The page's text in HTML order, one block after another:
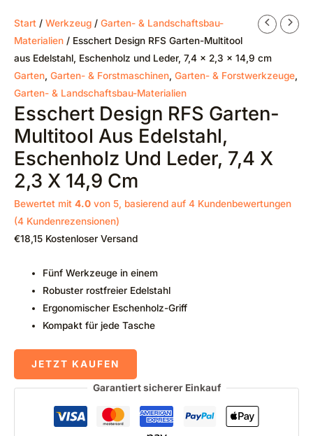
Start / Werkzeug / Garten- & Landschaftsbau-
Materialien / Esschert Design RFS Garten-Multitool
aus Edelstahl, Eschenholz und Leder, 7,4 x 2,3 x 14,9 cm
Garten Garten- & Forstmaschinen Garten- & Forstwerkzeuge
Garten- & Landschaftsbau-Materialien
Esschert Design RFS Garten-
Multitool Aus Edelstahl,
Eschenholz Und Leder, 7,4 X
2,3 X 14,9 Cm
Bewertet mit 4.0 von 5, basierend auf 4 Kundenbewertungen
(4 Kundenrezensionen)
€18,15 Kostenloser Versand
Fünf Werkzeuge in einem
Robuster rostfreier Edelstahl
Ergonomischer Eschenholz-Griff
Kompakt für jede Tasche
JETZT KAUFEN
Garantiert sicherer Einkauf